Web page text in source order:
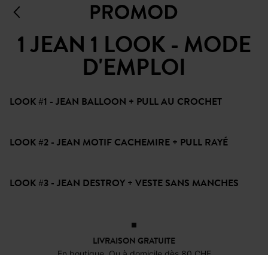
1 JEAN 1 LOOK - MODE
D'EMPLOI
LOOK #1 - JEAN BALLOON + PULL AU CROCHET
LOOK #2 - JEAN MOTIF CACHEMIRE + PULL RAYÉ
LOOK #3 - JEAN DESTROY + VESTE SANS MANCHES
LIVRAISON GRATUITE